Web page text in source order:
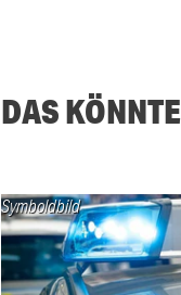
DAS
Symboldbild